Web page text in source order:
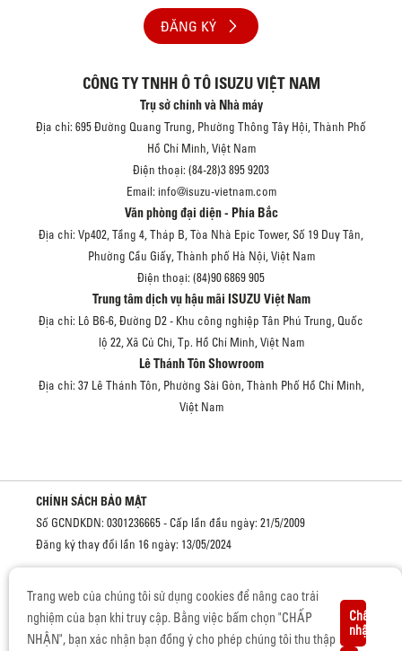
Trang web của chúng tôi sử dụng cookies để nâng cao trải
nghiệm của bạn khi truy cập. Bằng việc bấm chọn "CHẤP
NHẬN", bạn xác nhận bạn đồng ý cho phép chúng tôi thu thập
Chấp
nhận
ĐĂNG KÝ
CÔNG TY TNHH Ô TÔ ISUZU VIỆT NAM
Trụ sở chính và Nhà máy
Địa chỉ: 695 Đường Quang Trung, Phường Thông Tây Hội, Thành Phố
Hồ Chí Minh, Việt Nam
Điện thoại: (84-28)3 895 9203
Email: info@isuzu-vietnam.com
Văn phòng đại diện - Phía Bắc
Địa chỉ: Vp402, Tầng 4, Tháp B, Tòa Nhà Epic Tower, Số 19 Duy Tân,
Phường Cầu Giấy, Thành phố Hà Nội, Việt Nam
Điện thoại: (84)90 6869 905
Trung tâm dịch vụ hậu mãi ISUZU Việt Nam
Địa chỉ: Lô B6-6, Đường D2 - Khu công nghiệp Tân Phú Trung, Quốc
lộ 22, Xã Củ Chi, Tp. Hồ Chí Minh, Việt Nam
Lê Thánh Tôn Showroom
Địa chỉ: 37 Lê Thánh Tôn, Phường Sài Gòn, Thành Phố Hồ Chí Minh,
Việt Nam
CHÍNH SÁCH BẢO MẬT
Số GCNDKDN: 0301236665 - Cấp lần đầu ngày: 21/5/2009
Đăng ký thay đổi lần 16 ngày: 13/05/2024
Cơ quan cấp: Sở kế hoạch và đầu tư Thành phố Hồ Chí Minh
BẢN QUYỀN © 2019 CỦA ISUZU VIỆT NAM.